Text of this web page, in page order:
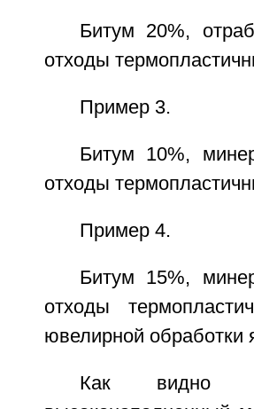
Битум 20%,
отходы
Пример 3.
Битум 10%,
отходы
Пример 4.
Битум 15%,
отходы
ювелирной обработки
Как видно